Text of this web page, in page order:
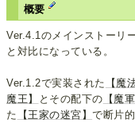
概要
Ver.4.1のメインストーリ
と対比になっている。
Ver.1.2で実装された 【魔
魔王】
とその配下の 【魔
た
【王家の迷宮】で断片